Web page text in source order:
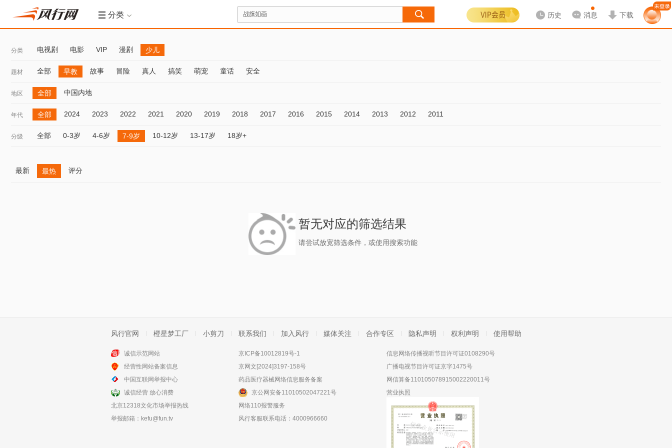
分类 历史 消息 下载
分类 电视剧 电影 VIP 漫剧 少儿
题材 全部 早教 故事 冒险 真人 搞笑 萌宠 童话 安全
地区 全部 中国内地
年代 全部 2024 2023 2022 2021 2020 2019 2018 2017 2016 2015 2014 2013 2012 2011
分级 全部 0-3岁 4-6岁 7-9岁 10-12岁 13-17岁 18岁+
最新 最热 评分
暂无对应的筛选结果
请尝试放宽筛选条件，或使用搜索功能
风行官网 橙星梦工厂 小剪刀 联系我们 加入风行 媒体关注 合作专区 隐私声明 权利声明 使用帮助
诚信示范网站
经营性网站备案信息
中国互联网举报中心
诚信经营 放心消费
北京12318文化市场举报热线
举报邮箱： kefu@fun.tv
京ICP备10012819号-1
京网文[2024]3197-158号
药品医疗器械网络信息服务备案
京公网安备11010502047221号
网络110报警服务
风行客服联系电话：4000966660
信息网络传播视听节目许可证0108290号
广播电视节目许可证京字1475号
网信算备110105078915002220011号
营业执照